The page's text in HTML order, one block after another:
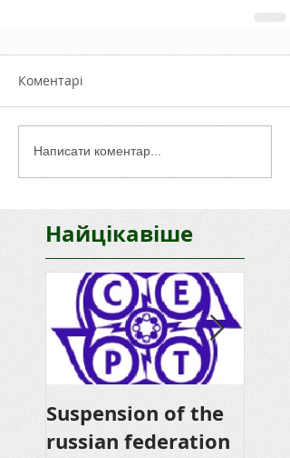
Коментарі
Написати коментар...
Найцікавіше
Suspension of the
russian federation